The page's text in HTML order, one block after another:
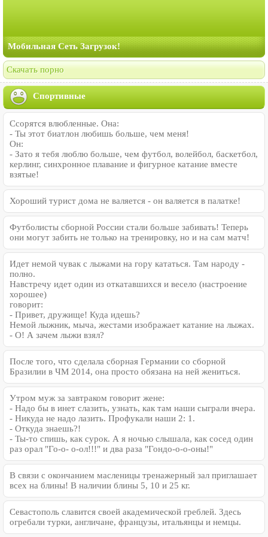
Мобильная Сеть Загрузок!
Скачать порно
Спортивные
Ссорятся влюбленные. Она:
- Ты этот биатлон любишь больше, чем меня!
Он:
- Зато я тебя люблю больше, чем футбол, волейбол, баскетбол,
керлинг, синхронное плавание и фигурное катание вместе
взятые!
Хороший турист дома не валяется - он валяется в палатке!
Футболисты сборной России стали больше забивать! Теперь
они могут забить не только на тренировку, но и на сам матч!
Идет немой чувак с лыжами на гору кататься. Там народу -
полно.
Навстречу идет один из откатавшихся и весело (настроение
хорошее)
говорит:
- Привет, дружище! Куда идешь?
Немой лыжник, мыча, жестами изображает катание на лыжах.
- О! А зачем лыжи взял?
После того, что сделала сборная Германии со сборной
Бразилии в ЧМ 2014, она просто обязана на ней жениться.
Утром муж за завтраком говорит жене:
- Надо бы в инет слазить, узнать, как там наши сыграли вчера.
- Никуда не надо лазить. Профукали наши 2: 1.
- Откуда знаешь?!
- Ты-то спишь, как сурок. А я ночью слышала, как сосед один
раз орал "Го-о- о-ол!!!" и два раза "Гондо-о-о-оны!"
В связи с окончанием масленицы тренажерный зал приглашает
всех на блины! В наличии блины 5, 10 и 25 кг.
Севастополь славится своей академической греблей. Здесь
огребали турки, англичане, французы, итальянцы и немцы.